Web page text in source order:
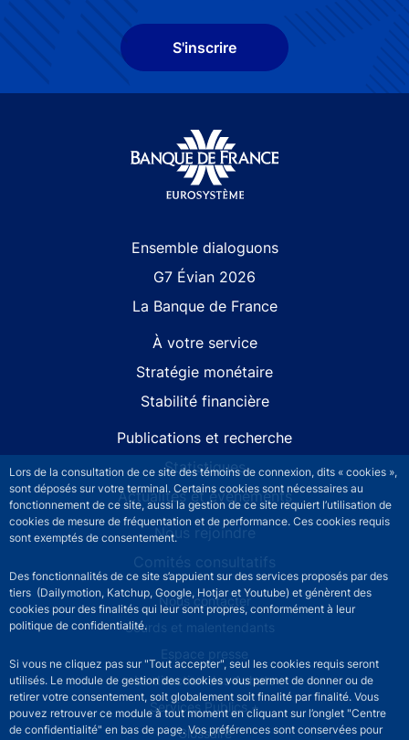
Lors de la consultation de ce site des témoins de connexion, dits « cookies »,
sont déposés sur votre terminal. Certains cookies sont nécessaires au
fonctionnement de ce site, aussi la gestion de ce site requiert l’utilisation de
cookies de mesure de fréquentation et de performance. Ces cookies requis
sont exemptés de consentement.
Des fonctionnalités de ce site s’appuient sur des services proposés par des
tiers (Dailymotion, Katchup, Google, Hotjar et Youtube) et génèrent des
cookies pour des finalités qui leur sont propres, conformément à leur
politique de confidentialité.
Si vous ne cliquez pas sur "Tout accepter", seul les cookies requis seront
utilisés. Le module de gestion des cookies vous permet de donner ou de
retirer votre consentement, soit globalement soit finalité par finalité. Vous
pouvez retrouver ce module à tout moment en cliquant sur l’onglet "Centre
de confidentialité" en bas de page. Vos préférences sont conservées pour
S'inscrire
Ensemble dialoguons
G7 Évian 2026
La Banque de France
À votre service
Stratégie monétaire
Stabilité financière
Publications et recherche
Statistiques
Actualités et événements
Nous rejoindre
Comités consultatifs
Footer secondary menuNous contacter
Sourds et malentendants
Espace presse
La direction des Achats
Services Publics +
Glossaire